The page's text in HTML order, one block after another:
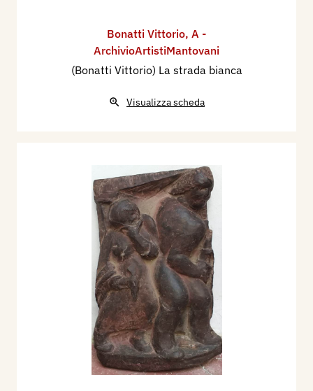
Bonatti Vittorio, A -
ArchivioArtistiMantovani
(Bonatti Vittorio) La strada bianca
Visualizza scheda